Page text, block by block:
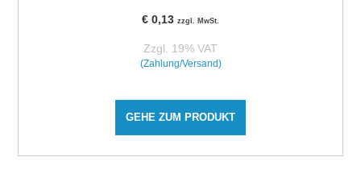
€ 0,13 zzgl. MwSt.
Zzgl. 19% VAT
(Zahlung/Versand)
GEHE ZUM PRODUKT